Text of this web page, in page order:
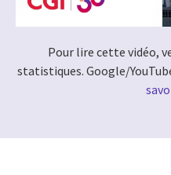
Pour lire cette vidéo,
statistiques. Google/